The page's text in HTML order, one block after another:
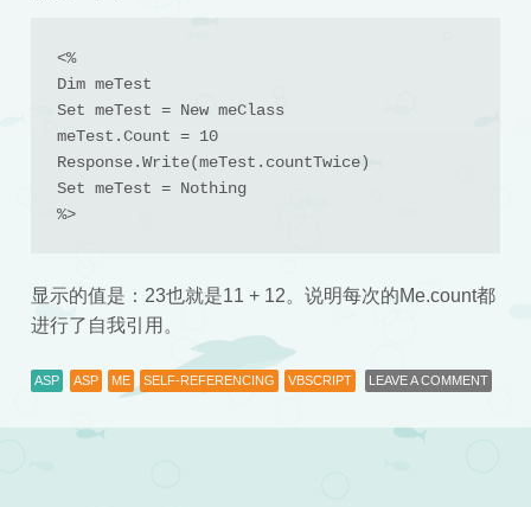
<%
Dim meTest
Set meTest = New meClass
meTest.Count = 10
Response.Write(meTest.countTwice)
Set meTest = Nothing
%>
显示的值是：23也就是11 + 12。说明每次的Me.count都
进行了自我引用。
ASP ASP ME SELF-REFERENCING VBSCRIPT LEAVE A COMMENT